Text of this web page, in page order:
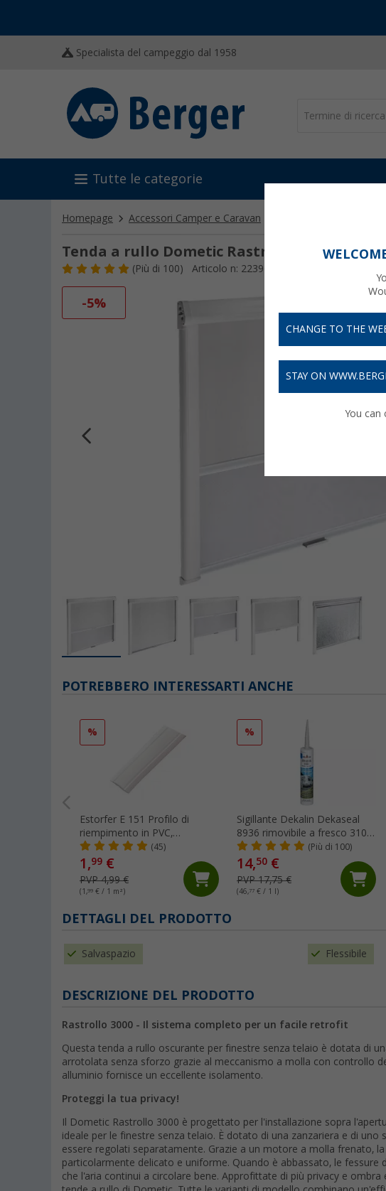
Specialista del campeggio dal 1958
Tutte le categorie
Homepage Accessori Camper e Caravan Allestimento e
Tenda a rullo Dometic Rastrollo 3000 bianco
(Più di 100) Articolo n: 223960
-5%
POTREBBERO INTERESSARTI ANCHE
%
Estorfer E 151 Profilo di
riempimento in PVC,
larghezza 11,8 mm, venduto
al metro, bianco
(45)
1,99 €
PVP 4,99 €
(1,99 € / 1 m²)
%
Sigillante Dekalin Dekaseal
8936 rimovibile a fresco 310
ml grigio chiaro (Più di 100)
14,50 €
PVP 17,75 €
(46,77 € / 1 l)
DETTAGLI DEL PRODOTTO
Salvaspazio Flessibile
DESCRIZIONE DEL PRODOTTO
Rastrollo 3000 - Il sistema completo per un facile retrofit
Questa tenda a rullo oscurante per finestre senza telaio è dotata di
arrotolata senza sforzo grazie al meccanismo a molla con controllo
alluminio fornisce un eccellente isolamento.
Proteggi la tua privacy!
Il Dometic Rastrollo 3000 è progettato per l'installazione sopra
ideale per le finestre senza telaio. È dotato di una zanzariera e di uno
essere regolati separatamente. Grazie a un motore a molla frenato,
particolarmente delicato e uniforme. Quando è abbassato, le fessure
che l'aria continui a circolare bene. Approfittate di più privacy e ombra
CHANGE TO THE
STAY ON
You can